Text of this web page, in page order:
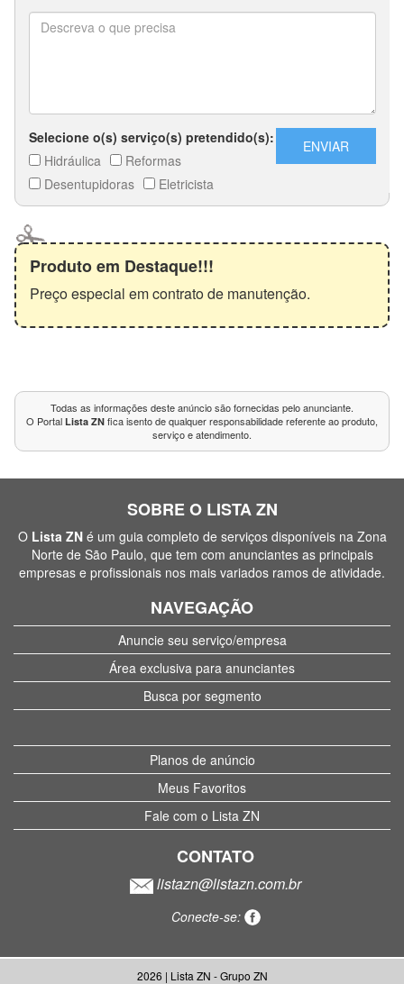
Produto em Destaque!!!
Preço especial em contrato de manutenção.
Todas as informações deste anúncio são fornecidas pelo anunciante.
O Portal Lista ZN fica isento de qualquer responsabilidade referente ao produto,
serviço e atendimento.
SOBRE O LISTA ZN
O Lista ZNé um guia completo de serviços disponíveis na Zona
Norte de São Paulo, que tem com anunciantes as principais
empresas e profissionais nos mais variados ramos de atividade.
NAVEGAÇÃO
Anuncie seu serviço/empresa
Área exclusiva para anunciantes
Busca por segmento
Planos de anúncio
Meus Favoritos
Fale com o Lista ZN
CONTATO
listazn@listazn.com.br
Conecte-se:
2026 | Lista ZN - Grupo ZN